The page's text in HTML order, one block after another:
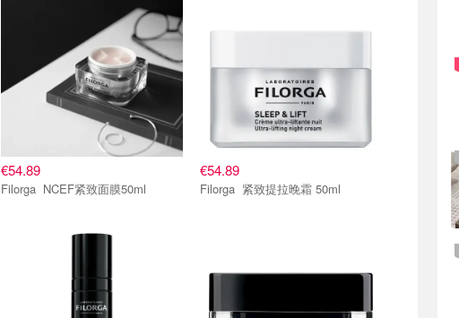
€54.89
Filorga NCEF紧致面膜50ml
€54.89
Filorga 紧致提拉晚霜 50ml